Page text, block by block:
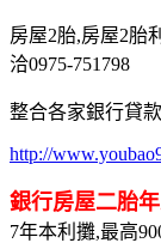
房屋2胎,房屋2胎
洽0975-751798
整合各家銀行貸
http://
銀行房屋二胎
7年本利攤,最高